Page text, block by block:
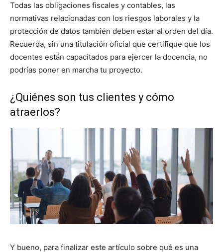
Todas las obligaciones fiscales y contables, las
normativas relacionadas con los riesgos laborales y la
protección de datos también deben estar al orden del día.
Recuerda, sin una titulación oficial que certifique que los
docentes están capacitados para ejercer la docencia, no
podrías poner en marcha tu proyecto.
¿Quiénes son tus clientes y cómo
atraerlos?
Y bueno, para finalizar este artículo sobre qué es una